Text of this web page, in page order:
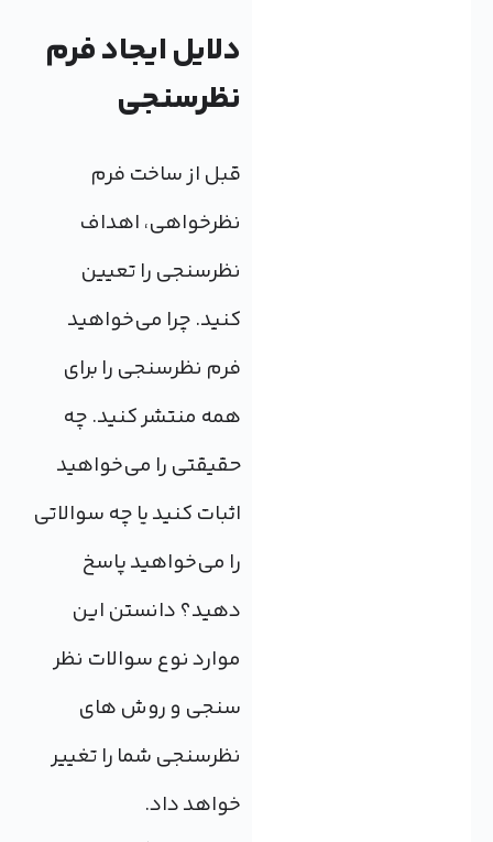
دلایل ایجاد فرم
نظرسنجی
قبل از ساخت فرم
نظرخواهی، اهداف
نظرسنجی را تعیین
کنید. چرا می‌خواهید
فرم نظرسنجی را برای
همه منتشر کنید. چه
حقیقتی را می‌خواهید
اثبات کنید یا چه سوالاتی
را می‌خواهید پاسخ
دهید؟ دانستن این
موارد نوع سوالات نظر
سنجی و روش های
نظرسنجی شما را تغییر
خواهد داد.